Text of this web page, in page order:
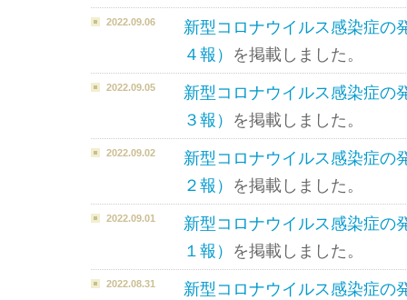
2022.09.06
新型コロナウイルス感染症
４報） を掲載しました。
2022.09.05
新型コロナウイルス感染症
３報） を掲載しました。
2022.09.02
新型コロナウイルス感染症
２報） を掲載しました。
2022.09.01
新型コロナウイルス感染症
１報） を掲載しました。
2022.08.31
新型コロナウイルス感染症